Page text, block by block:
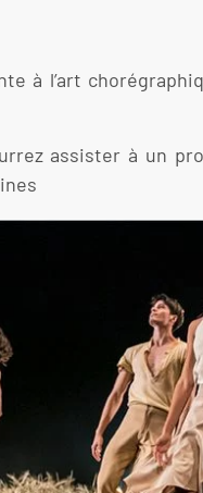
à l’art
assister à un